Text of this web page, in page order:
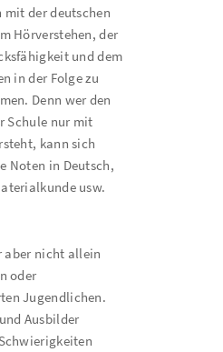
der deutschen
Hörverstehen, der
und dem
in der Folge zu
Denn wer den
Schule nur mit
kann sich
Noten in Deutsch,
usw.
aber nicht allein
oder
Jugendlichen.
Ausbilder